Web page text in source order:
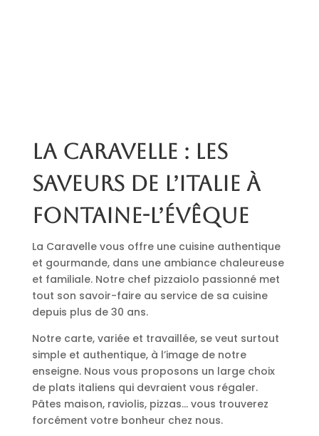
La Caravelle : les
saveurs de l’Italie à
Fontaine-l’Évêque
La Caravelle vous offre une cuisine authentique
et gourmande, dans une ambiance chaleureuse
et familiale. Notre chef pizzaiolo passionné met
tout son savoir-faire au service de sa cuisine
depuis plus de 30 ans.
Notre carte, variée et travaillée, se veut surtout
simple et authentique, à l’image de notre
enseigne. Nous vous proposons un large choix
de plats italiens qui devraient vous régaler.
Pâtes maison, raviolis, pizzas… vous trouverez
forcément votre bonheur chez nous.